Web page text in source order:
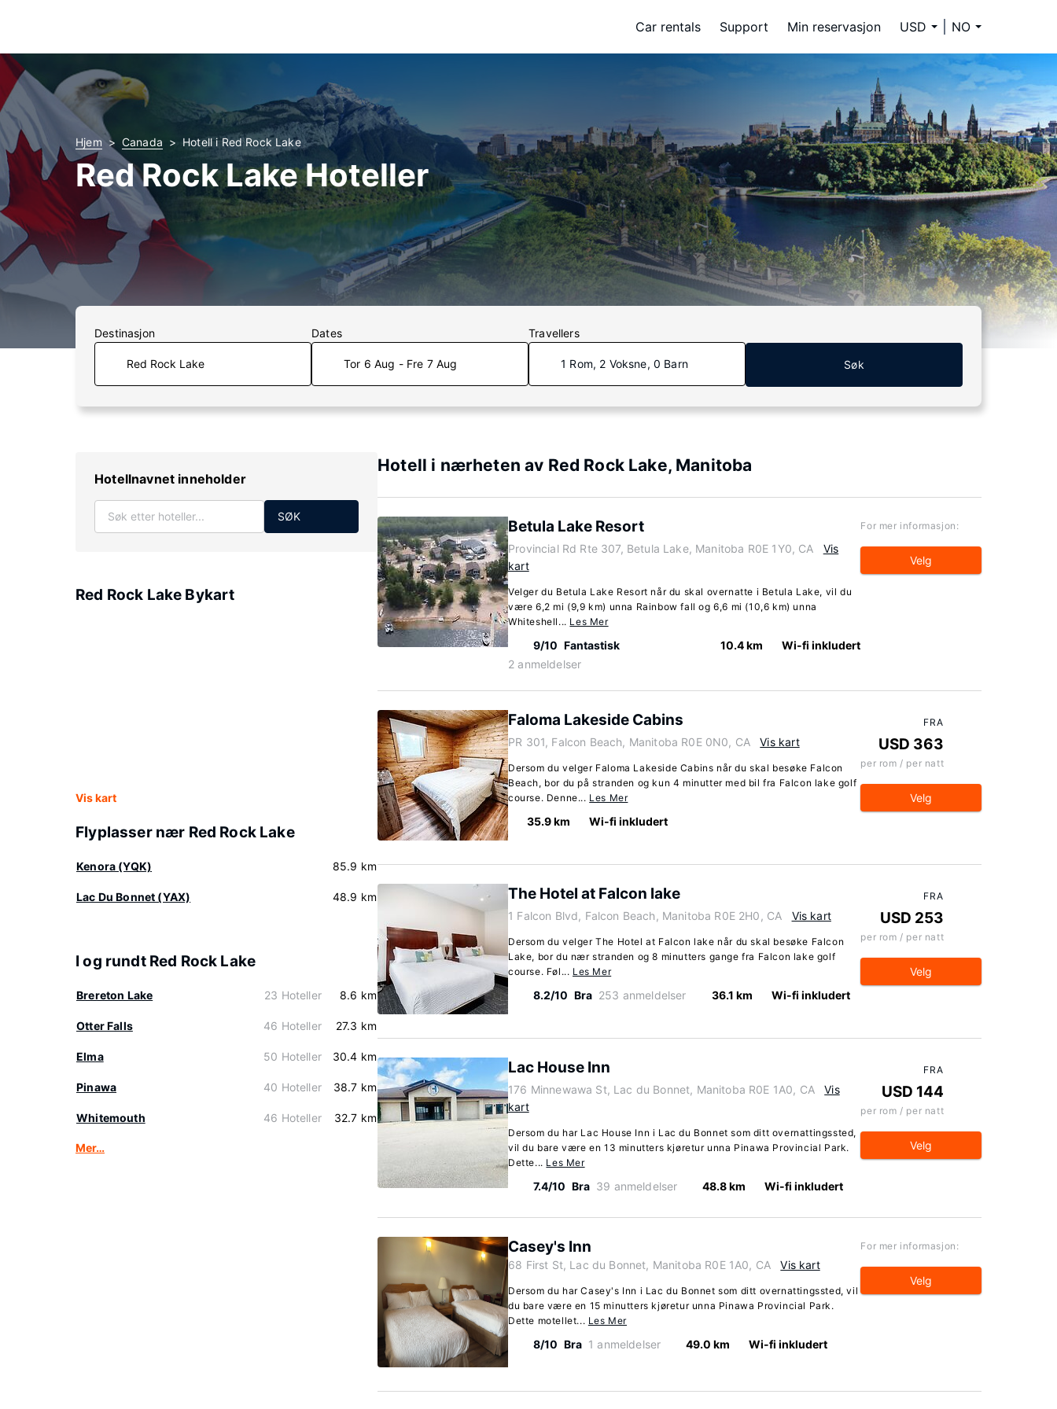
Car rentals Support Min reservasjon USD NO
Hjem Canada Hotell i Red Rock Lake
Red Rock Lake Hoteller
Destinasjon Dates
Tor 6 Aug - Fre 7 Aug
Travellers
1 Rom, 2 Voksne, 0 Barn Søk
Hotellnavnet inneholder
SØK
Red Rock Lake Bykart
Vis kart
Flyplasser nær Red Rock Lake
Kenora (YQK) 85.9 km
Lac Du Bonnet (YAX) 48.9 km
I og rundt Red Rock Lake
Brereton Lake 23 Hoteller 8.6 km
Otter Falls 46 Hoteller 27.3 km
Elma 50 Hoteller 30.4 km
Pinawa 40 Hoteller 38.7 km
Whitemouth 46 Hoteller 32.7 km
Mer…
Hotell i nærheten av Red Rock Lake, Manitoba
Betula Lake Resort
Provincial Rd Rte 307, Betula Lake, Manitoba R0E 1Y0, CA
Vis
kart
Velger du Betula Lake Resort når du skal overnatte i Betula Lake, vil du
være 6,2 mi (9,9 km) unna Rainbow fall og 6,6 mi (10,6 km) unna
Whiteshell... Les Mer
9/10 Fantastisk
2 anmeldelser
10.4 km Wi-fi inkludert
For mer informasjon:
Velg
Faloma Lakeside Cabins
PR 301, Falcon Beach, Manitoba R0E 0N0, CA Vis kart
Dersom du velger Faloma Lakeside Cabins når du skal besøke Falcon
Beach, bor du på stranden og kun 4 minutter med bil fra Falcon lake golf
course. Denne... Les Mer
35.9 km Wi-fi inkludert
FRA
USD 363
per rom / per natt
Velg
The Hotel at Falcon lake
1 Falcon Blvd, Falcon Beach, Manitoba R0E 2H0, CA Vis kart
Dersom du velger The Hotel at Falcon lake når du skal besøke Falcon
Lake, bor du nær stranden og 8 minutters gange fra Falcon lake golf
course. Føl... Les Mer
8.2/10 Bra 253 anmeldelser 36.1 km Wi-fi inkludert
FRA
USD 253
per rom / per natt
Velg
Lac House Inn
176 Minnewawa St, Lac du Bonnet, Manitoba R0E 1A0, CA
Vis
kart
Dersom du har Lac House Inn i Lac du Bonnet som ditt overnattingssted,
vil du bare være en 13 minutters kjøretur unna Pinawa Provincial Park.
Dette... Les Mer
7.4/10 Bra 39 anmeldelser 48.8 km Wi-fi inkludert
FRA
USD 144
per rom / per natt
Velg
Casey's Inn
68 First St, Lac du Bonnet, Manitoba R0E 1A0, CA Vis kart
Dersom du har Casey's Inn i Lac du Bonnet som ditt overnattingssted, vil
du bare være en 15 minutters kjøretur unna Pinawa Provincial Park.
Dette motellet... Les Mer
8/10 Bra 1 anmeldelser 49.0 km Wi-fi inkludert
For mer informasjon:
Velg